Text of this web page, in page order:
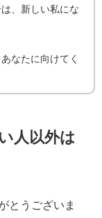
、新しい私にな
なたに向けてく
人以外は
とうございま